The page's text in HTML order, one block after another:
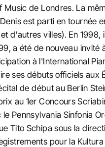
de Londres. La
est parti en
d'autres villes). En
a été de nouveau
à l'International
ses débuts officiels
de début au Berlin
au 1er Concours
Pennsylvania Sinfonia
Tito Schipa sous la
pour la